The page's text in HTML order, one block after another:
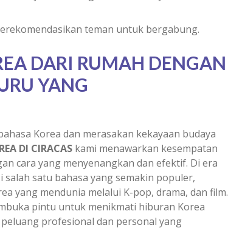
teman untuk bergabung.
DARI RUMAH DENGAN
YANG
Korea dan merasakan kekayaan budaya
DI CIRACAS kami menawarkan kesempatan
cara yang menyenangkan dan efektif. Di era
satu bahasa yang semakin populer,
yang mendunia melalui K-pop, drama, dan film.
pintu untuk menikmati hiburan Korea
profesional dan personal yang